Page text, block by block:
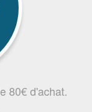
80€ d'achat.